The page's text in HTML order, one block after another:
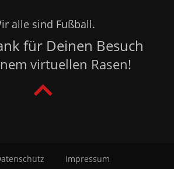
alle sind Fußball.
für Deinen Besuch
virtuellen Rasen!
Impressum